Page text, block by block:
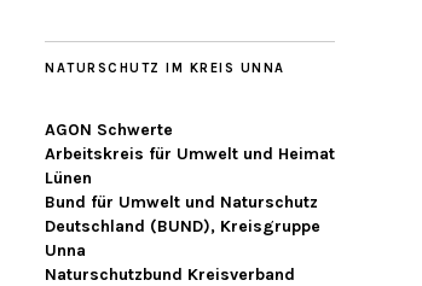
NATURSCHUTZ IM KREIS UNNA
AGON Schwerte
Arbeitskreis für Umwelt und Heimat
Lünen
Bund für Umwelt und Naturschutz
Deutschland (BUND), Kreisgruppe
Unna
Naturschutzbund Kreisverband